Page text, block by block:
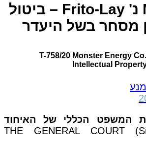
MONSTER נ' Frito-Lay – ביטול
מסחר בשל היעדר
T-758/20 Monster Energy
Intellectual
מנע
המשפט הכללי של האיחוד
(THE GENERAL COURT